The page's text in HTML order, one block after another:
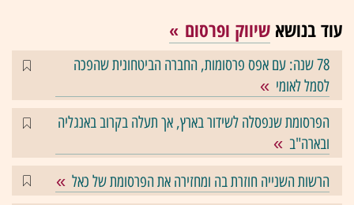
עוד בנושא שיווק ופרסום
78 שנה: עם אפס פרסומות, החברה הביטחונית שהפכה
לסמל לאומי
הפרסומת שנפסלה לשידור בארץ, אך תעלה בקרוב באנגליה
ובארה"ב
הרשות השנייה חוזרת בה ומחזירה את הפרסומת של כאל